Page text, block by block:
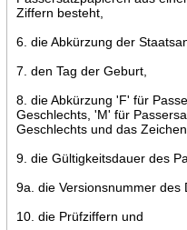
Ziffern besteht,
6. die Abkürzung der
7. den Tag der Geburt,
8. die Abkürzung 'F' für
Geschlechts, 'M' für
Geschlechts und das
9. die Gültigkeitsdauer des
9a. die Versionsnummer des
10. die Prüfziffern und